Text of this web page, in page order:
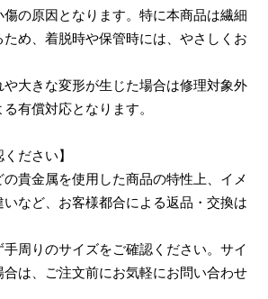
傷の原因となります。特に本商品は繊細
め、着脱時や保管時には、やさしくお
や大きな変形が生じた場合は修理対象外
有償対応となります。
ださい】
の貴金属を使用した商品の特性上、イメ
など、お客様都合による返品・交換は
手周りのサイズをご確認ください。サイ
合は、ご注文前にお気軽にお問い合わせ